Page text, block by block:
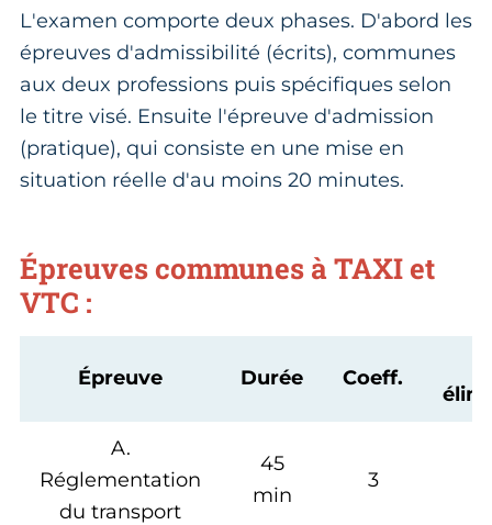
L'examen comporte deux phases. D'abord les
épreuves d'admissibilité (écrits), communes
aux deux professions puis spécifiques selon
le titre visé. Ensuite l'épreuve d'admission
(pratique), qui consiste en une mise en
situation réelle d'au moins 20 minutes.
Épreuves communes à TAXI et
VTC :
Épreuve Durée Coeff.
A.
Réglementation
du transport
45
min
3